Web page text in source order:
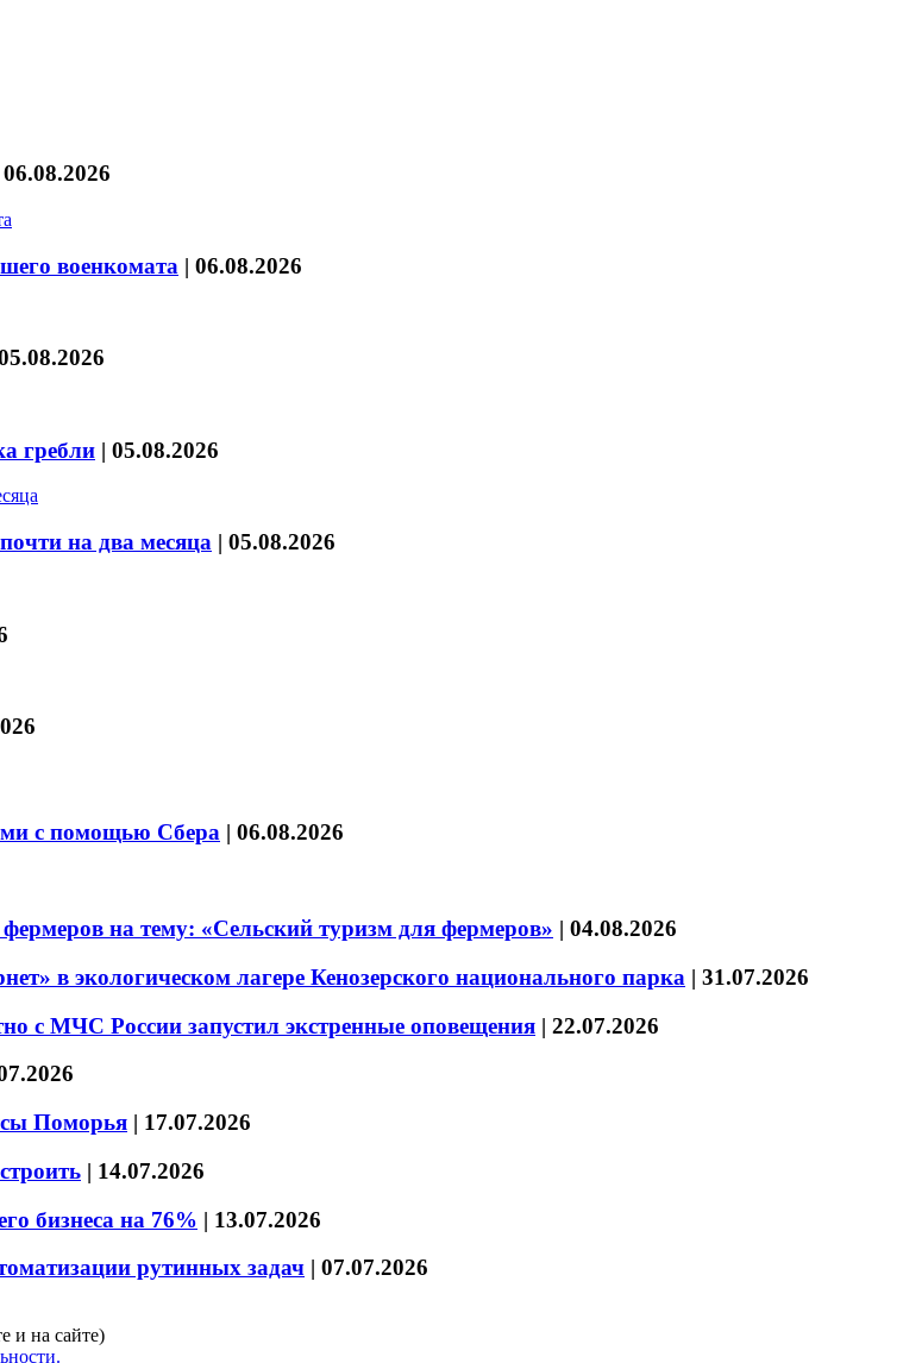
06.08.2026
военкомата | 06.08.2026
гребли | 05.08.2026
на два месяца | 05.08.2026
с помощью Сбера | 06.08.2026
на тему: «Сельский туризм для фермеров» | 04.08.2026
в экологическом лагере Кенозерского национального парка | 31.07.2026
с МЧС России запустил экстренные оповещения | 22.07.2026
Поморья | 17.07.2026
| 14.07.2026
бизнеса на 76% | 13.07.2026
рутинных задач | 07.07.2026
и на сайте)